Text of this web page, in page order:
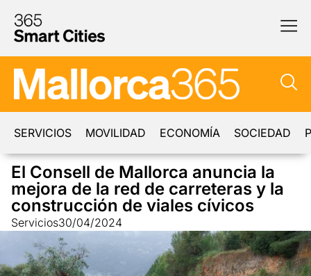
SERVICIOS MOVILIDAD ECONOMÍA SOCIEDAD
El Consell de Mallorca anuncia la
mejora de la red de carreteras y la
construcción de viales cívicos
Servicios30/04/2024